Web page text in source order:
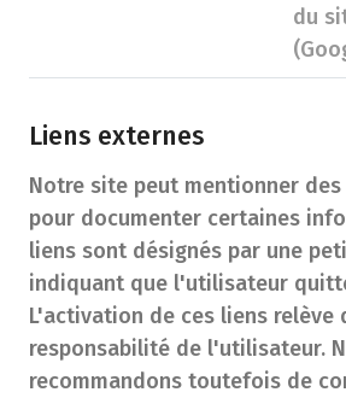
du
Liens externes
Notre site peut mentionner
pour documenter certaines
liens sont désignés par une
indiquant que l'utilisateur
L'activation de ces liens relève
responsabilité de l'utilisateur.
recommandons toutefois de